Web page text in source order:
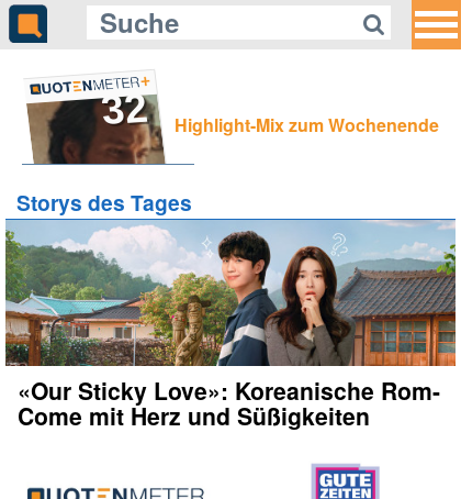
32 Highlight-Mix zum Wochenende
Storys des Tages
«Our Sticky Love»: Koreanische Rom-
Come mit Herz und Süßigkeiten